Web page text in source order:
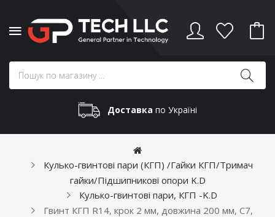
Доставка по Україні
Кулько-гвинтові пари (КГП) /Гайки КГП/Тримач
гайки/Підшипникові опори K.D
Кулько-гвинтові пари, КГП -K.D
Гвинт КГП R14, крок 2 мм, довжина 200 мм, C7,